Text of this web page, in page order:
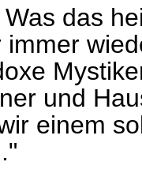
das
immer
und
einem